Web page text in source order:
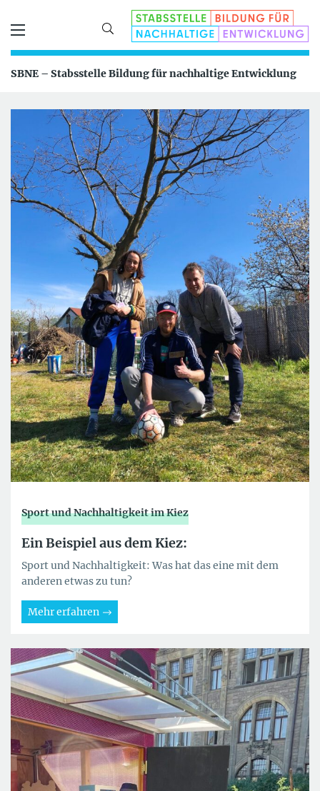
SBNE – Stabsstelle Bildung für nachhaltige Entwicklung
Sport und Nachhaltigkeit im Kiez
Ein Beispiel aus dem Kiez:
Sport und Nachhaltigkeit: Was hat das eine mit dem
anderen etwas zu tun?
Mehr erfahren